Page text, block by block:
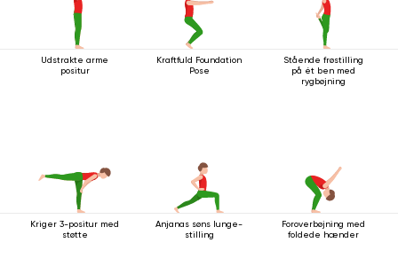
Udstrakte arme
positur
Kraftfuld Foundation
Pose
Stående frøstilling
på ét ben med
rygbøjning
Kriger 3-positur med
støtte
Anjanas søns lunge-
stilling
Foroverbøjning med
foldede hænder